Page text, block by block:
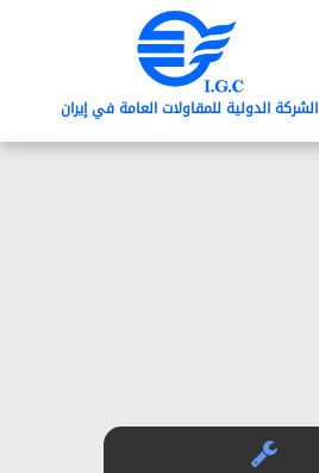
الشرکة الدولیة للمقاولات العامة في إیران